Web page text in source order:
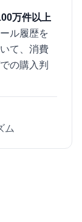
万件以上
ル履歴を
て、消費
の購入判
ム